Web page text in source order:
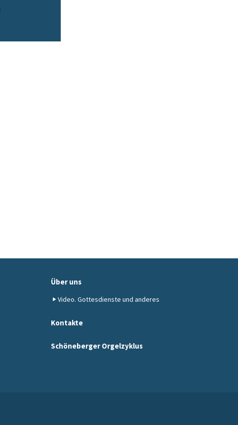
Über uns
Video. Gottesdienste und anderes
Kontakte
Schöneberger Orgelzyklus